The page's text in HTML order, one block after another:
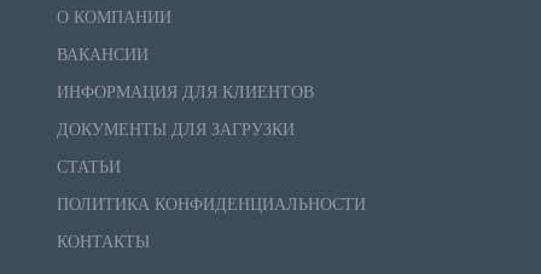
О КОМПАНИИ
ВАКАНСИИ
ИНФОРМАЦИЯ ДЛЯ КЛИЕНТОВ
ДОКУМЕНТЫ ДЛЯ ЗАГРУЗКИ
СТАТЬИ
ПОЛИТИКА КОНФИДЕНЦИАЛЬНОСТИ
КОНТАКТЫ